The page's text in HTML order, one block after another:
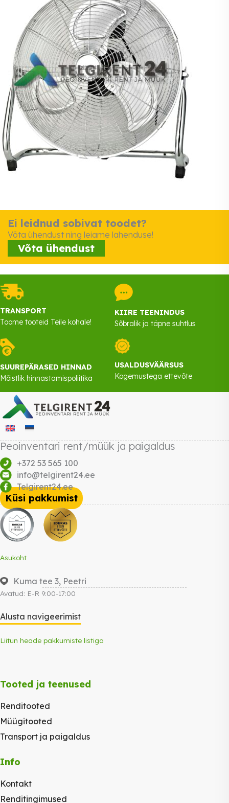
Ei leidnud sobivat toodet?
Võta ühendust ning leiame lahenduse!
Võta ühendust
TRANSPORT
Toome tooteid Teile kohale!
KIIRE TEENINDUS
Sõbralik ja täpne suhtlus
SUUREPÄRASED HINNAD
Mõistlik hinnastamispoliitika
USALDUSVÄÄRSUS
Kogemustega ettevõte
Peoinventari rent/müük ja paigaldus
+372 53 565 100
info@telgirent24.ee
Telgirent24.ee
Küsi pakkumist
Asukoht
Kuma tee 3, Peetri
Avatud: E-R 9:00-17:00
Alusta navigeerimist
Liitun heade pakkumiste listiga
Tooted ja teenused
Renditooted
Müügitooted
Transport ja paigaldus
Info
Kontakt
Renditingimused